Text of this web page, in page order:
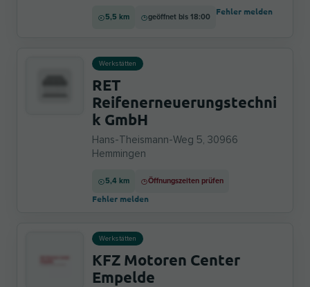
5,5 km geöffnet bis 18:00
Fehler melden
Werkstätten
RET
Reifenerneuerungstechni
k GmbH
Hans-Theismann-Weg 5, 30966
Hemmingen
5,4 km Öffnungszeiten prüfen
Fehler melden
Werkstätten
KFZ Motoren Center
Empelde